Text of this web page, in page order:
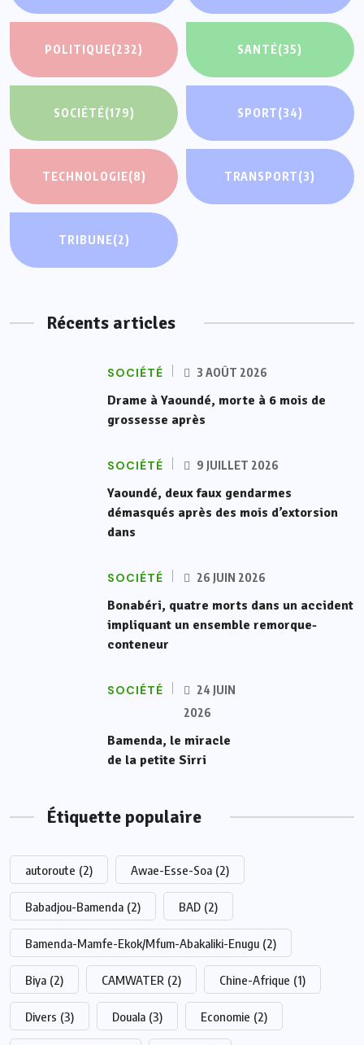
POLITIQUE(232) SANTÉ(35)
SOCIÉTÉ(179) SPORT(34)
TECHNOLOGIE(8) TRANSPORT(3)
TRIBUNE(2)
Récents articles
SOCIÉTÉ 3 AOÛT 2026
Drame à Yaoundé, morte à 6 mois de
grossesse après
SOCIÉTÉ 9 JUILLET 2026
Yaoundé, deux faux gendarmes
démasqués après des mois d’extorsion
dans
SOCIÉTÉ 26 JUIN 2026
Bonabéri, quatre morts dans un accident
impliquant un ensemble remorque-
conteneur
SOCIÉTÉ
24 JUIN
2026
Bamenda, le miracle
de la petite Sirri
Étiquette populaire
autoroute (2) Awae-Esse-Soa (2)
Babadjou-Bamenda (2) BAD (2)
Bamenda-Mamfe-Ekok/Mfum-Abakaliki-Enugu (2)
Biya (2) CAMWATER (2) Chine-Afrique (1)
Divers (3) Douala (3) Economie (2)